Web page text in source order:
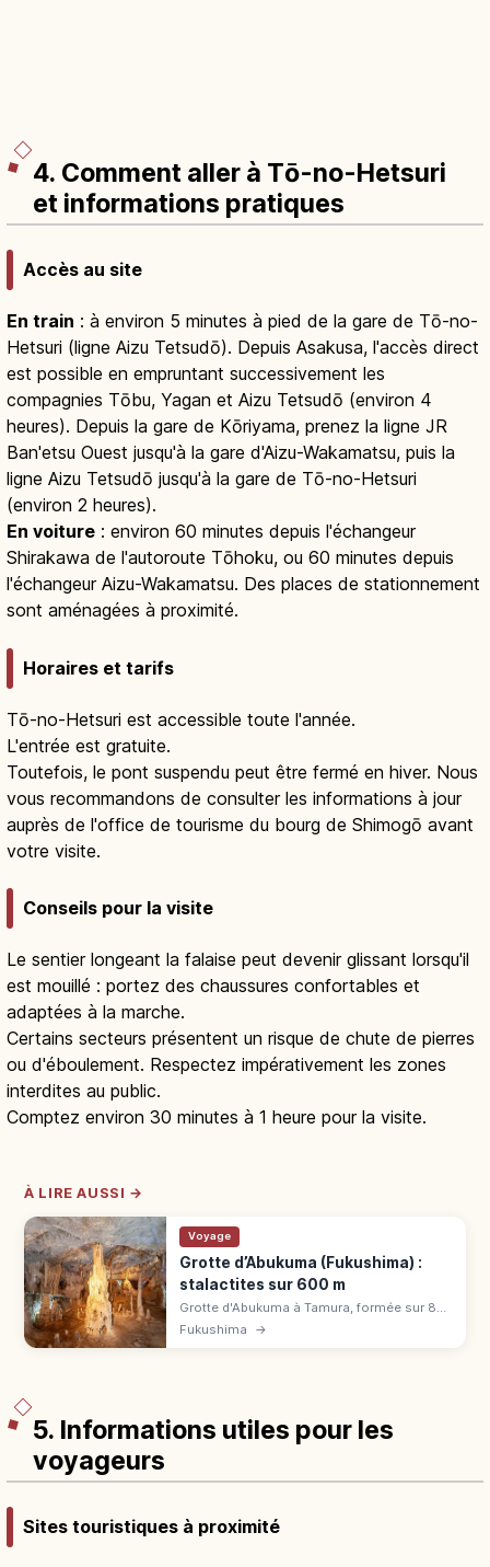
4. Comment aller à Tō-no-Hetsuri
et informations pratiques
Accès au site
En train : à environ 5 minutes à pied de la gare de Tō-no-
Hetsuri (ligne Aizu Tetsudō). Depuis Asakusa, l'accès direct
est possible en empruntant successivement les
compagnies Tōbu, Yagan et Aizu Tetsudō (environ 4
heures). Depuis la gare de Kōriyama, prenez la ligne JR
Ban'etsu Ouest jusqu'à la gare d'Aizu-Wakamatsu, puis la
ligne Aizu Tetsudō jusqu'à la gare de Tō-no-Hetsuri
(environ 2 heures).
En voiture : environ 60 minutes depuis l'échangeur
Shirakawa de l'autoroute Tōhoku, ou 60 minutes depuis
l'échangeur Aizu-Wakamatsu. Des places de stationnement
sont aménagées à proximité.
Horaires et tarifs
Tō-no-Hetsuri est accessible toute l'année.
L'entrée est gratuite.
Toutefois, le pont suspendu peut être fermé en hiver. Nous
vous recommandons de consulter les informations à jour
auprès de l'office de tourisme du bourg de Shimogō avant
votre visite.
Conseils pour la visite
Le sentier longeant la falaise peut devenir glissant lorsqu'il
est mouillé : portez des chaussures confortables et
adaptées à la marche.
Certains secteurs présentent un risque de chute de pierres
ou d'éboulement. Respectez impérativement les zones
interdites au public.
Comptez environ 30 minutes à 1 heure pour la visite.
À LIRE AUSSI →
Voyage
Grotte d’Abukuma (Fukushima) :
stalactites sur 600 m
Grotte d'Abukuma à Tamura, formée sur 80
millions d'années. Parcours de 600 m,
Fukushima →
5. Informations utiles pour les
voyageurs
Sites touristiques à proximité